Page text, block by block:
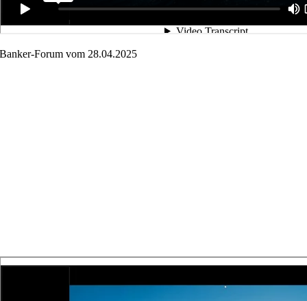
Banker-Forum vom 28.04.2025